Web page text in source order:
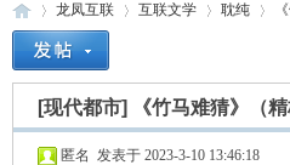
龙凤互联
›
互联文学
›
耽纯
[现代都市] 《竹马难猜》（
匿名 发表于 2023-3-10 13:46:18